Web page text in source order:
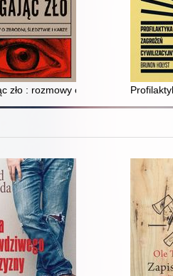
synów : studium indywidualnych
zło : rozmowy o zbrodni, śledztwie i